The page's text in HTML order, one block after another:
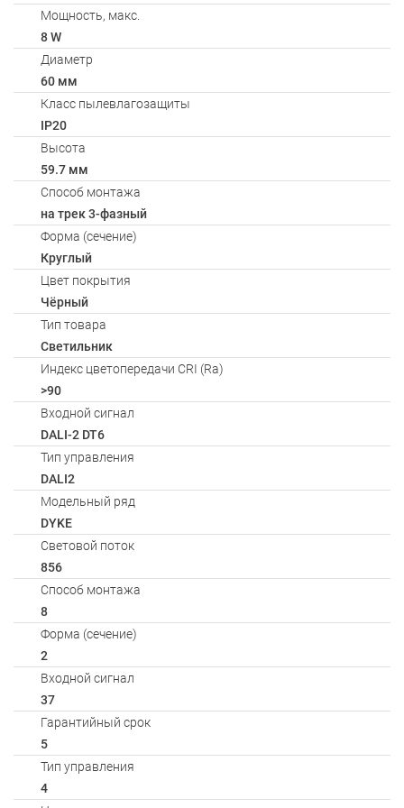
Мощность, макс.
8 W
Диаметр
60 мм
Класс пылевлагозащиты
IP20
Высота
59.7 мм
Способ монтажа
на трек 3-фазный
Форма (сечение)
Круглый
Цвет покрытия
Чёрный
Тип товара
Светильник
Индекс цветопередачи CRI (Ra)
>90
Входной сигнал
DALI-2 DT6
Тип управления
DALI2
Модельный ряд
DYKE
Световой поток
856
Способ монтажа
8
Форма (сечение)
2
Входной сигнал
37
Гарантийный срок
5
Тип управления
4